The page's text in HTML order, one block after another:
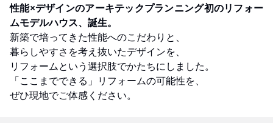
性能×デザインのアーキテックプランニング初のリフォー
ムモデルハウス、誕生。
新築で培ってきた性能へのこだわりと、
暮らしやすさを考え抜いたデザインを、
リフォームという選択肢でかたちにしました。
「ここまでできる」リフォームの可能性を、
ぜひ現地でご体感ください。